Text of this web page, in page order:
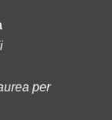
per